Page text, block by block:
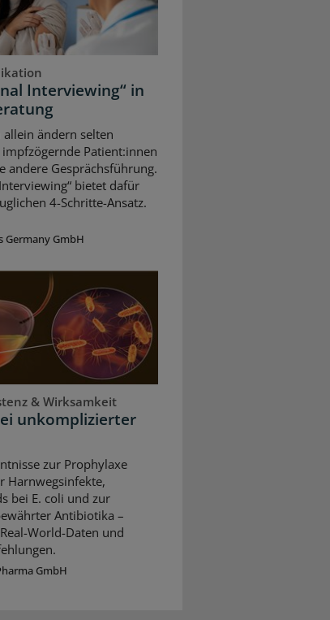
Interviewing“ in
ändern selten
Patient:innen
andere Gesprächsführung.
bietet dafür
4-Schritte-Ansatz.
Germany GmbH
& Wirksamkeit
unkomplizierter
zur Prophylaxe
Harnwegsinfekte,
bei E. coli und zur
Antibiotika –
World-Daten und
GmbH